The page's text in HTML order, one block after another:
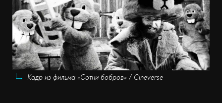
Кадр из фильма «Сотни бобров» / Cineverse